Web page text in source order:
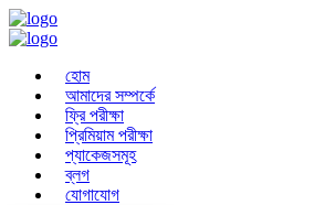
হোম
আমাদের সম্পর্কে
ফ্রি পরীক্ষা
প্রিমিয়াম পরীক্ষা
প্যাকেজসমূহ
ব্লগ
যোগাযোগ